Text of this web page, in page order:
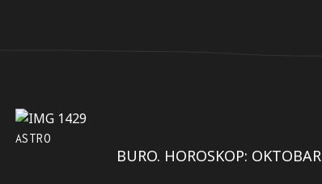
ASTRO
BURO. HOROSKOP: OKTOBAR